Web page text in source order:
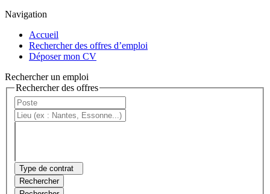
Navigation
Accueil
Rechercher des offres d’emploi
Déposer mon CV
Rechercher un emploi
Rechercher des offres
Type de contrat
Rechercher